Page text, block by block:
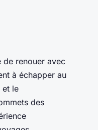
de renouer avec
à échapper au
et le
des